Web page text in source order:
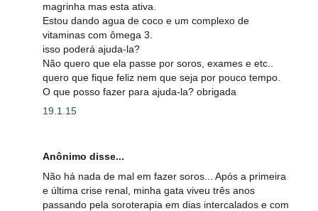
magrinha mas esta ativa.
Estou dando agua de coco e um complexo de
vitaminas com ômega 3.
isso poderá ajuda-la?
Não quero que ela passe por soros, exames e etc..
quero que fique feliz nem que seja por pouco tempo.
O que posso fazer para ajuda-la? obrigada
19.1.15
Anônimo disse...
Não há nada de mal em fazer soros... Após a primeira
e última crise renal, minha gata viveu três anos
passando pela soroterapia em dias intercalados e com